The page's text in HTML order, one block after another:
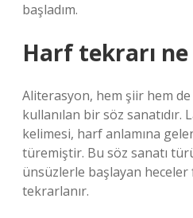
başladım.
Harf tekrarı
Aliterasyon, hem şiir hem
kullanılan bir söz sanatıdır.
kelimesi, harf anlamına
türemiştir. Bu söz sanatı
ünsüzlerle başlayan heceler
tekrarlanır.